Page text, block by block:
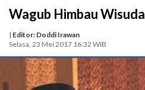
Wagub Himbau
| Editor: Doddi Irawan
Selasa, 23 Mei 2017 16:32 WIB